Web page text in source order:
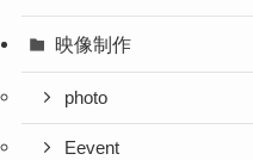
映像制作
photo
Eevent